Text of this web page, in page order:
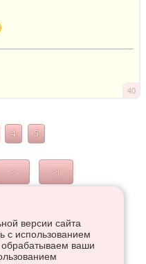
40
4 5
> >|
войти или
версии сайта
с использованием
ваши